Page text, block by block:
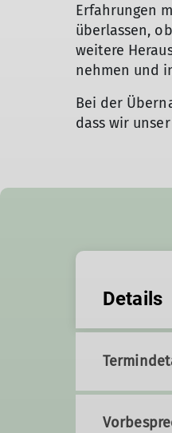
Erfahrungen
überlassen,
weitere
nehmen und
Bei der
dass wir
Details